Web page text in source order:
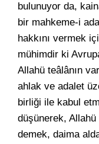
bulunuyor da,
bir mahkeme-i
hakkını vermek
mühimdir ki
Allahü teâlânın
ahlak ve adalet
birliği ile kabul
düşünerek, Allahü
demek, daima